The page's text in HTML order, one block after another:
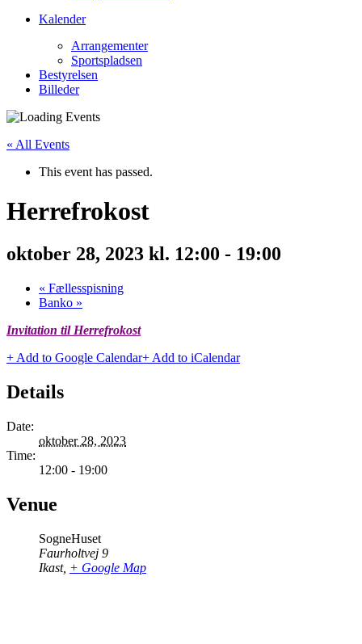
Kalender
Arrangementer
Sportspladsen
Bestyrelsen
Billeder
« All Events
This event has passed.
Herrefrokost
oktober 28, 2023 kl. 12:00 - 19:00
« Fællesspisning
Banko »
Invitation til Herrefrokost
+ Add to Google Calendar+ Add to iCalendar
Details
Date:
oktober 28, 2023
Time:
12:00 - 19:00
Venue
SogneHuset
Faurholtvej 9
Ikast, + Google Map